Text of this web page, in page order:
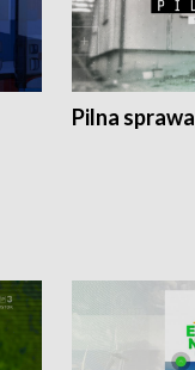
Pilna sprawa